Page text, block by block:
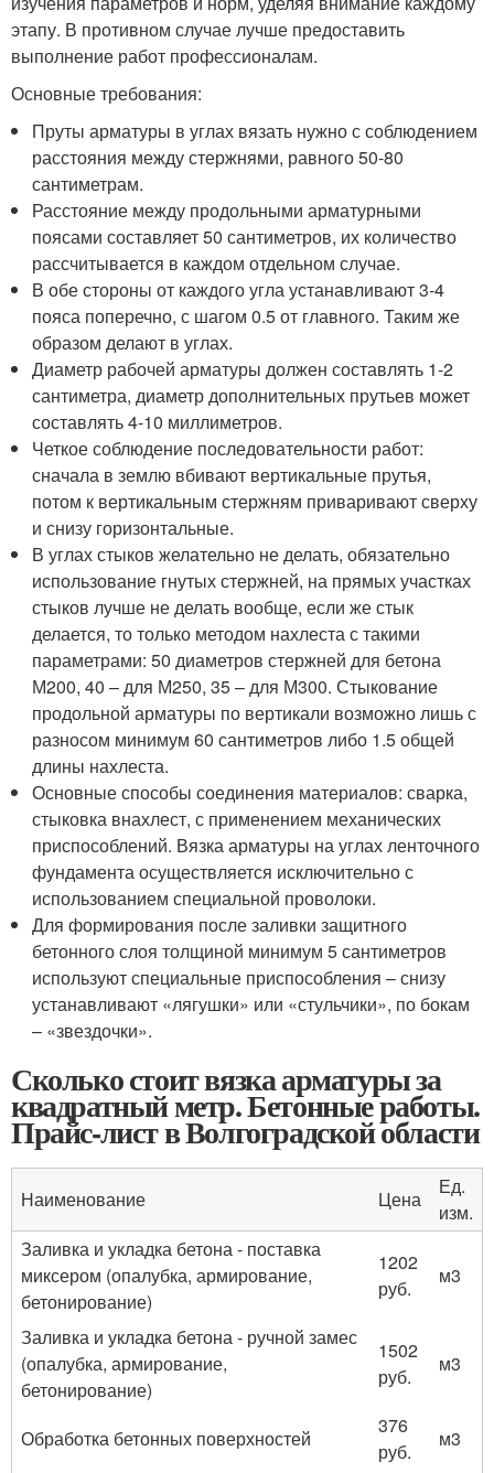
этапу. В противном случае лучше предоставить
выполнение работ профессионалам.
Основные требования:
Пруты арматуры в углах вязать нужно с соблюдением
расстояния между стержнями, равного 50-80
сантиметрам.
Расстояние между продольными арматурными
поясами составляет 50 сантиметров, их количество
рассчитывается в каждом отдельном случае.
В обе стороны от каждого угла устанавливают 3-4
пояса поперечно, с шагом 0.5 от главного. Таким же
образом делают в углах.
Диаметр рабочей арматуры должен составлять 1-2
сантиметра, диаметр дополнительных прутьев может
составлять 4-10 миллиметров.
Четкое соблюдение последовательности работ:
сначала в землю вбивают вертикальные прутья,
потом к вертикальным стержням приваривают сверху
и снизу горизонтальные.
В углах стыков желательно не делать, обязательно
использование гнутых стержней, на прямых участках
стыков лучше не делать вообще, если же стык
делается, то только методом нахлеста с такими
параметрами: 50 диаметров стержней для бетона
М200, 40 – для М250, 35 – для М300. Стыкование
продольной арматуры по вертикали возможно лишь с
разносом минимум 60 сантиметров либо 1.5 общей
длины нахлеста.
Основные способы соединения материалов: сварка,
стыковка внахлест, с применением механических
приспособлений. Вязка арматуры на углах ленточного
фундамента осуществляется исключительно с
использованием специальной проволоки.
Для формирования после заливки защитного
бетонного слоя толщиной минимум 5 сантиметров
используют специальные приспособления – снизу
устанавливают «лягушки» или «стульчики», по бокам
– «звездочки».
Сколько стоит вязка арматуры за
квадратный метр. Бетонные работы.
Прайс-лист в Волгоградской области
Наименование Цена
Ед.
изм.
Заливка и укладка бетона - поставка
миксером (опалубка, армирование,
бетонирование)
1202
руб.
м3
Заливка и укладка бетона - ручной замес
(опалубка, армирование,
бетонирование)
1502
руб.
м3
Обработка бетонных поверхностей
376
руб.
м3